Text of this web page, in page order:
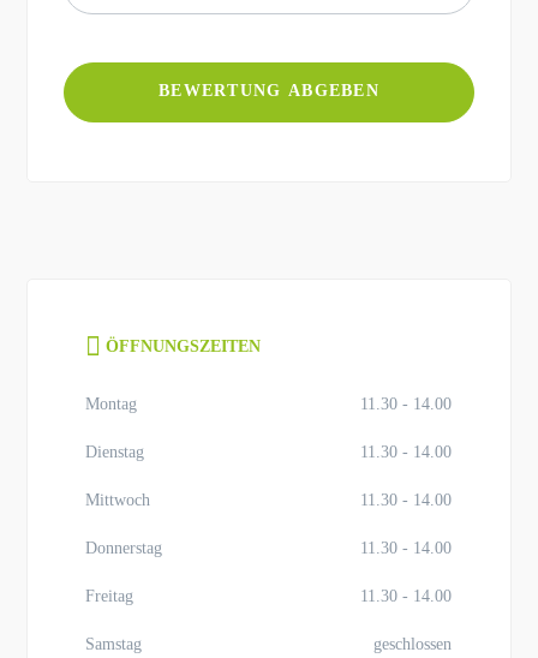
ÖFFNUNGSZEITEN
Montag 11.30 - 14.00
Dienstag 11.30 - 14.00
Mittwoch 11.30 - 14.00
Donnerstag 11.30 - 14.00
Freitag 11.30 - 14.00
Samstag geschlossen